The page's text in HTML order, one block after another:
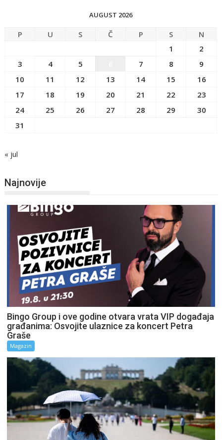
AUGUST 2026
P U S Č P S
N
1
2
3
4 5 7 8
9
10
11 12 13 14 15
16
17
18 19 20 21 22
23
24
25 26 27 28 29
30
31
« jul
Najnovije
Bingo Group i ove godine otvara vrata VIP događaja
građanima: Osvojite ulaznice za koncert Petra
Graše
Magazin